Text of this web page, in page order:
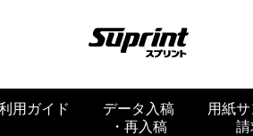
用ガイド
データ入稿
・再入稿
用紙
請